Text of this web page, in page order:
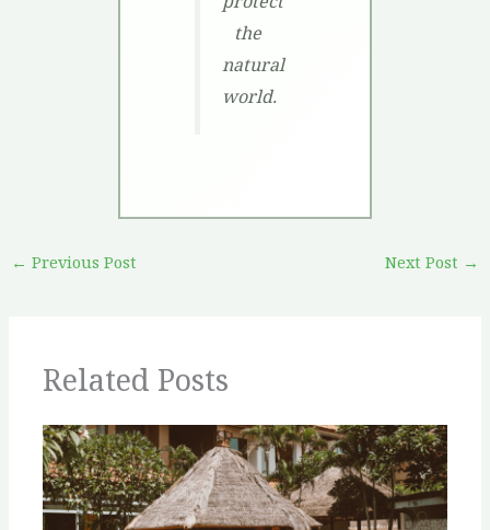
the
natural
world.
← Previous Post Next Post →
Related Posts